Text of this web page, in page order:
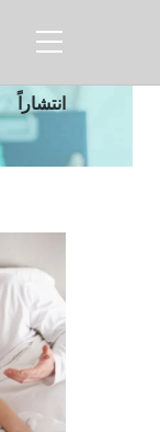
انتشاراً